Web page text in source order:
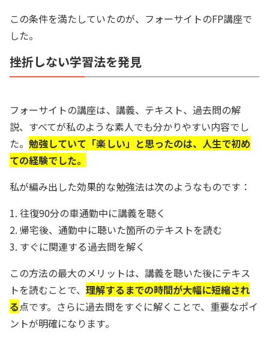
この条件を満たしていたのが、フォーサイトのFP講座で
した。
挫折しない学習法を発見
フォーサイトの講座は、講義、テキスト、過去問の解
説、すべてが私のような素人でも分かりやすい内容でし
た。勉強していて「楽しい」と思ったのは、人生で初め
ての経験でした。
私が編み出した効果的な勉強法は次のようなものです：
1. 往復90分の車通勤中に講義を聴く
2. 帰宅後、通勤中に聴いた箇所のテキストを読む
3. すぐに関連する過去問を解く
この方法の最大のメリットは、講義を聴いた後にテキス
トを読むことで、理解するまでの時間が大幅に短縮され
る点です。さらに過去問をすぐに解くことで、重要なポイ
ントが明確になります。